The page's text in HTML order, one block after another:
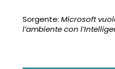
Sorgente: Microsoft
l’ambiente con